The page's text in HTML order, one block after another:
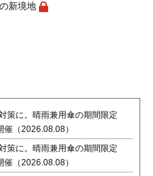
新境地
策に。晴雨兼用傘の期間限定
（2026.08.08）
策に。晴雨兼用傘の期間限定
（2026.08.08）